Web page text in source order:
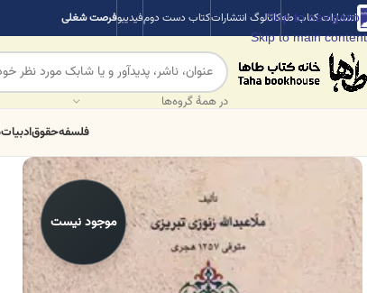
Skip to navigation
Skip to main content
انتشارات کتاب طهکاتالوگ انتشاراتکتاب دست دومفیدیبوفرصت شغلی
در همهٔ گروه‌ها
فلسفهحقوقادبیات
موجود نیست